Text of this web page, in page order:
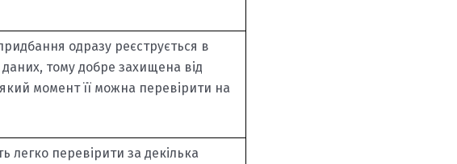
одразу реєструється в
даних, тому добре захищена від
момент її можна перевірити на
легко перевірити за декілька